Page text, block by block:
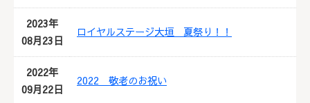
2023年
08月23日
ロイヤルステージ大垣 夏祭り！！
2022年
09月22日
2022 敬老のお祝い